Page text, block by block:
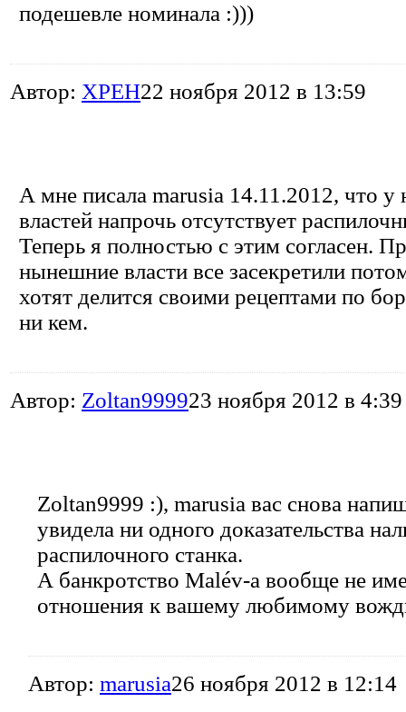
подешевле номинала :)))
Автор: XPEH22 ноября 2012 в 13:59
А мне писала marusia 14.11.2012, что
властей напрочь отсутствует
Теперь я полностью с этим согласен.
нынешние власти все засекретили
хотят делится своими рецептами по
ни кем.
Автор: Zoltan999923 ноября 2012 в 4:39
Zoltan9999 :), marusia вас снова
увидела ни одного доказательства
распилочного станка.
А банкротство Malév-а вообще не
отношения к вашему любимому
Автор: marusia26 ноября 2012 в 12:14